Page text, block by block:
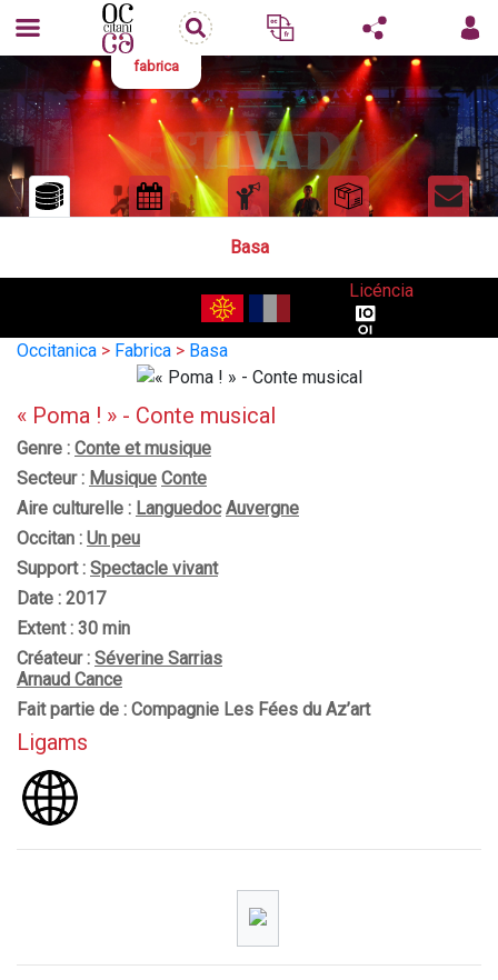
fabrica
Basa
Licéncia
Occitanica > Fabrica > Basa
« Poma ! » - Conte musical
Genre : Conte et musique
Secteur : Musique Conte
Aire culturelle : Languedoc Auvergne
Occitan : Un peu
Support : Spectacle vivant
Date : 2017
Extent : 30 min
Créateur : Séverine Sarrias
Arnaud Cance
Fait partie de : Compagnie Les Fées du Az’art
Ligams